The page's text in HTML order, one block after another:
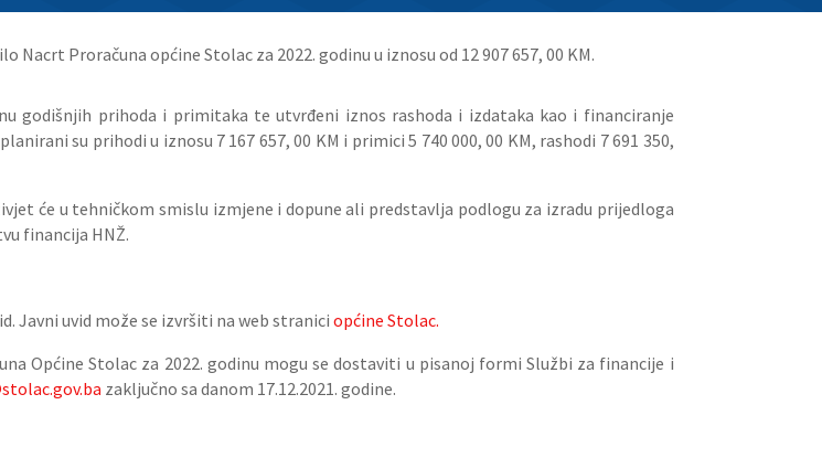
Proračuna općine Stolac za 2022. godinu u iznosu od 12 907 657, 00 KM.
godišnjih prihoda i primitaka te utvrđeni iznos rashoda i izdataka kao i financiranje
su prihodi u iznosu 7 167 657, 00 KM i primici 5 740 000, 00 KM, rashodi 7 691 350,
će u tehničkom smislu izmjene i dopune ali predstavlja podlogu za izradu prijedloga
financija HNŽ.
Javni uvid može se izvršiti na web straniciopćine Stolac.
Općine Stolac za 2022. godinu mogu se dostaviti u pisanoj formi Službi za financije i
zaključno sa danom 17.12.2021. godine.